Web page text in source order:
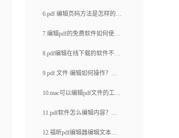
用？在线pdf添加页码方法是怎
6.pdf 编辑页码方法是怎样的？
如何在pdf文档里打钩？
7.编辑pdf的免费软件如何使
用？编辑pdf的软件有在线版本
8.pdf编辑在线下载的软件不好
用怎么办？有什么办公工具好
9.pdf 文件 编辑如何操作？福
昕云编辑如何？
10.mac可以编辑pdf文件的工具
有什么好推荐？都支持什么功
11.pdf软件怎么编辑内容？怎
么在线编辑pdf？
12.福昕pdf编辑器编辑文本好